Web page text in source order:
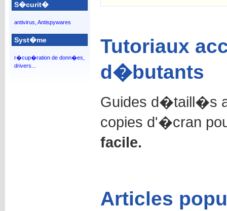
S�curit�
antivirus, Antispywares
Syst�me
r�cup�ration de donn�es,
drivers...
Tutoriaux
d�butants
Guides d�taill�s
copies d'�cran
facile.
Articles